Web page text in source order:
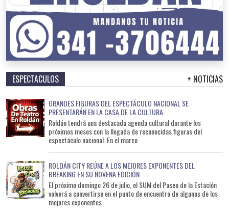
ESPECTACULOS + NOTICIAS
GRANDES FIGURAS DEL ESPECTÁCULO NACIONAL SE
PRESENTARÁN EN LA CASA DE LA CULTURA
Roldán tendrá una destacada agenda cultural durante los
próximos meses con la llegada de reconocidas figuras del
espectáculo nacional. En el marco
ROLDÁN CITY REÚNE A LOS MEJORES EXPONENTES DEL
BREAKING EN SU NOVENA EDICIÓN
El próximo domingo 26 de julio, el SUM del Paseo de la Estación
volverá a convertirse en el punto de encuentro de algunos de los
mejores exponentes